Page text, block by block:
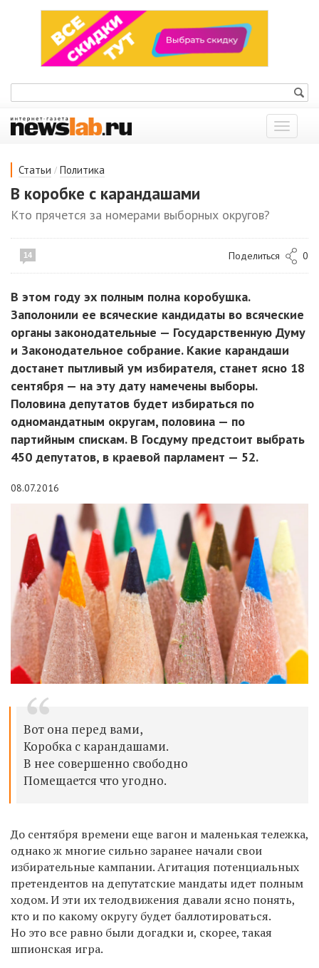
Показать
меню
Статьи / Политика
В коробке с карандашами
Кто прячется за номерами выборных округов?
14 Поделиться 0
В этом году эх полным полна коробушка.
Заполонили ее всяческие кандидаты во всяческие
органы законодательные — Государственную Думу
и Законодательное собрание. Какие карандаши
достанет пытливый ум избирателя, станет ясно 18
сентября — на эту дату намечены выборы.
Половина депутатов будет избираться по
одномандатным округам, половина — по
партийным спискам. В Госдуму предстоит выбрать
450 депутатов, в краевой парламент — 52.
08.07.2016
Вот она перед вами,
Коробка с карандашами.
В нее совершенно свободно
Помещается что угодно.
До сентября времени еще вагон и маленькая тележка,
однако ж многие сильно заранее начали свои
избирательные кампании. Агитация потенциальных
претендентов на депутатские мандаты идет полным
ходом. И эти их телодвижения давали ясно понять,
кто и по какому округу будет баллотироваться.
Но это все равно были догадки и, скорее, такая
шпионская игра.